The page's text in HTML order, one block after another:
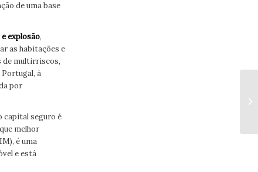
de uma base
explosão,
as habitações e
de multirriscos,
à
por
capital seguro é
melhor
é uma
e está